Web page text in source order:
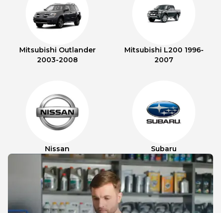
Mitsubishi Outlander
2003-2008
Mitsubishi L200 1996-
2007
Nissan Subaru